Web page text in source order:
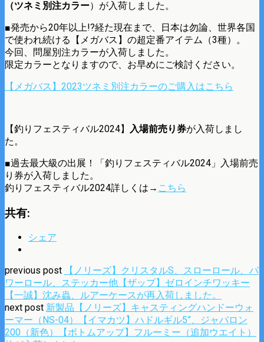
（ツネミ別注カラー）が入荷しました。
■発売から20年以上!?経た現在まで、日本は勿論、世界各国
で使われ続ける【メガバス】の超定番アイテム（3種）。
今回、問屋別注カラーが入荷しました。
限定カラーとなりますので、お早めにご検討ください。
【メガバス】2023ツネミ別注カラーのご購入はこちら
【釣りフェスティバル2024】 入場前売り券が入荷しまし
た。
■過去最大級の出展！「釣りフェスティバル2024」入場前売
り券が入荷しました。
釣りフェスティバル2024詳しくは→ こちら
共有:
シェア
previous post
【ノリーズ】クリスタルS、スローロール、パ
ワーロール、ステッカー他【ザップ】ゼロインチワッキー
【一誠】沈み蟲、ルアーケースが再入荷しました。
next post 新製品【ノリーズ】キャスティングハンドーウォ
ーマー（NS-04）【イマカツ】ハドルギル5”、ジャバロン
200（新色）【ボトムアップ】フルーミー（追加ウエイト）